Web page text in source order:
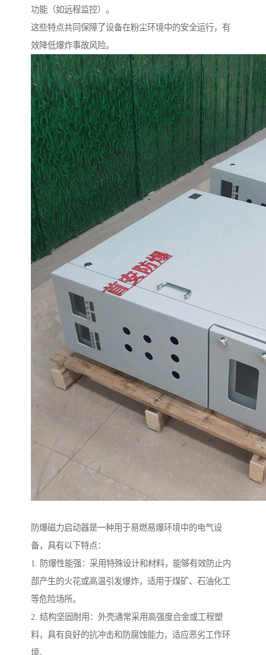
功能（如远程监控）。
这些特点共同保障了设备在粉尘环境中的安全运行，有
效降低爆炸事故风险。
防爆磁力启动器是一种用于易燃易爆环境中的电气设
备，具有以下特点：
1. 防爆性能强：采用特殊设计和材料，能够有效防止内
部产生的火花或高温引发爆炸，适用于煤矿、石油化工
等危险场所。
2. 结构坚固耐用：外壳通常采用高强度合金或工程塑
料，具有良好的抗冲击和防腐蚀能力，适应恶劣工作环
境。